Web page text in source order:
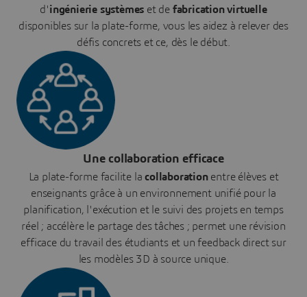
d'ingénierie systèmes et de fabrication virtuelle
disponibles sur la plate-forme, vous les aidez à relever des
défis concrets et ce, dès le début.
Une collaboration efficace
La plate-forme facilite lacollaborationentre élèves et
enseignants grâce à un environnement unifié pour la
planification, l'exécution et le suivi des projets en temps
réel ; accélère le partage des tâches ; permet une révision
efficace du travail des étudiants et un feedback direct sur
les modèles 3D à source unique.